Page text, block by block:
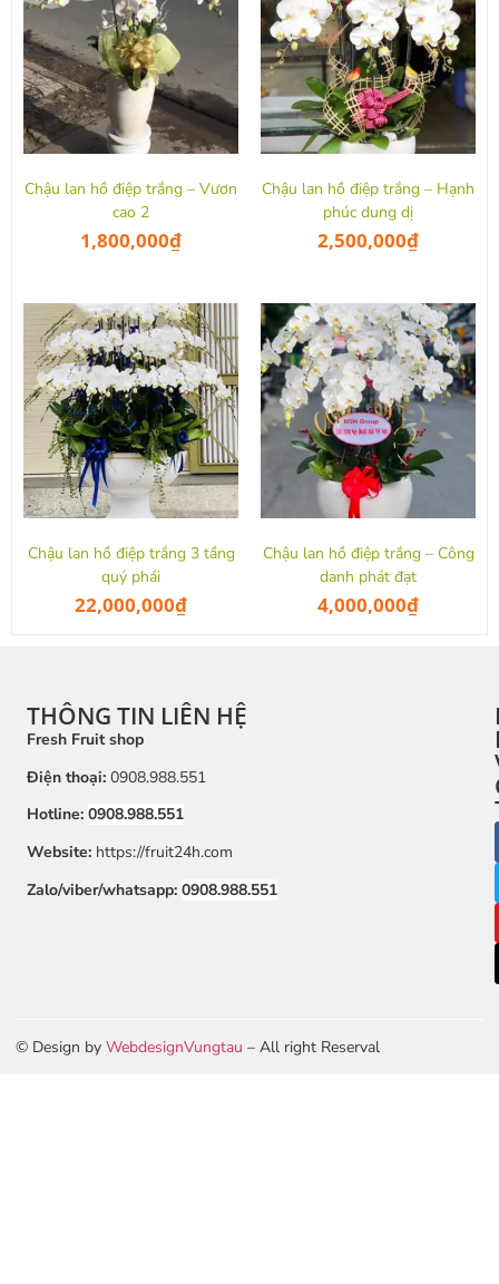
Chậu lan hồ điệp trắng – Vươn
cao 2
1,800,000₫
Chậu lan hồ điệp trắng – Hạnh
phúc dung dị
2,500,000₫
Chậu lan hồ điệp trắng 3 tầng
quý phái
22,000,000₫
Chậu lan hồ điệp trắng – Công
danh phát đạt
4,000,000₫
THÔNG TIN LIÊN HỆ
Fresh Fruit shop
Điện thoại: 0908.988.551
Hotline: 0908.988.551
Website: https://fruit24h.com
Zalo/viber/whatsapp: 0908.988.551
© Design by WebdesignVungtau – All right Reserval